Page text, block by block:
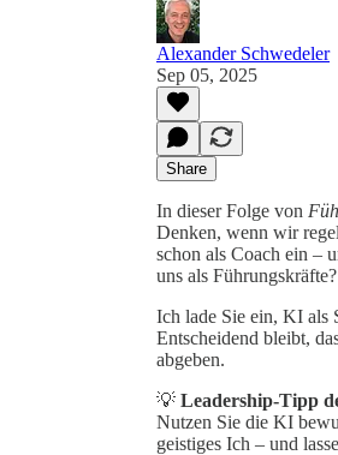
Alexander Schwedeler
Sep 05, 2025
Share
In dieser Folge von
Denken, wenn wir
schon als Coach ein –
uns als Führungskräfte?
Ich lade Sie ein, KI als
Entscheidend bleibt,
abgeben.
💡 Leadership-Tipp
Nutzen Sie die KI
geistiges Ich – und